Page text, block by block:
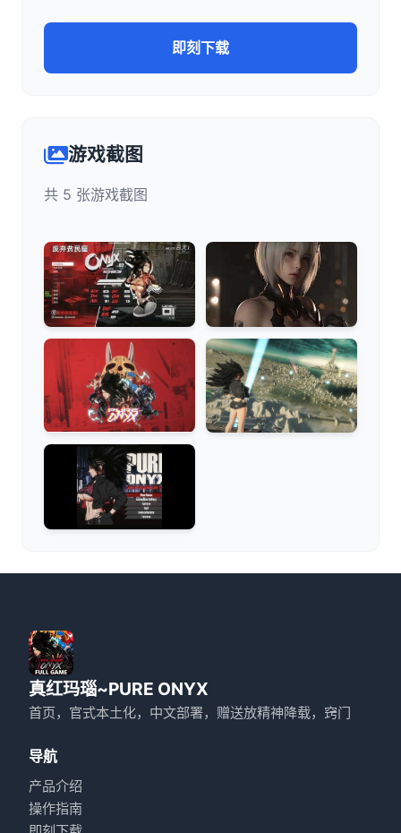
即刻下载
游戏截图
共 5 张游戏截图
真红玛瑙~PURE ONYX
首页，官式本土化，中文部署，赠送放精神降载，窍门
导航
产品介绍
操作指南